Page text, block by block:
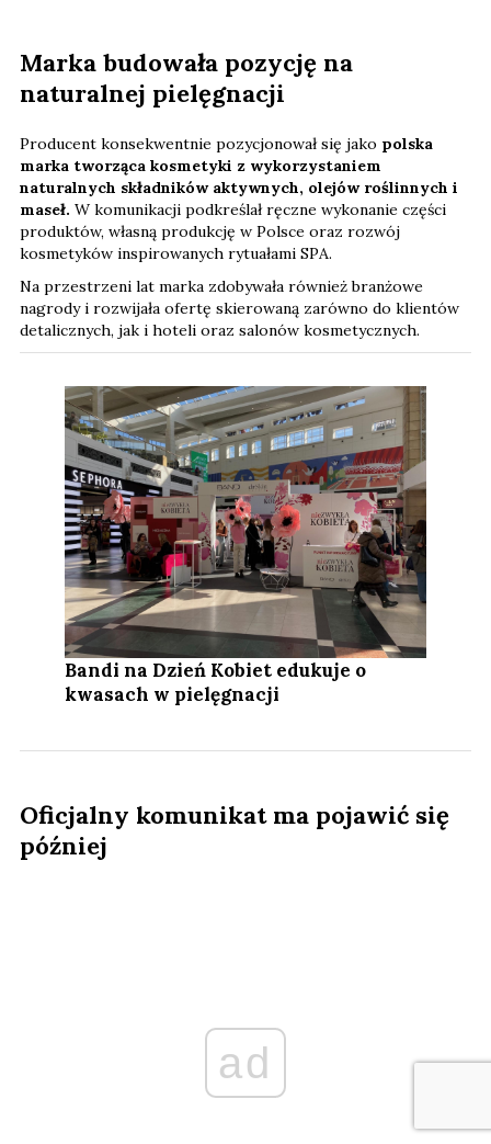
Marka budowała pozycję na
naturalnej pielęgnacji
Producent konsekwentnie pozycjonował się jako polska
marka tworząca kosmetyki z wykorzystaniem
naturalnych składników aktywnych, olejów roślinnych i
maseł. W komunikacji podkreślał ręczne wykonanie części
produktów, własną produkcję w Polsce oraz rozwój
kosmetyków inspirowanych rytuałami SPA.
Na przestrzeni lat marka zdobywała również branżowe
nagrody i rozwijała ofertę skierowaną zarówno do klientów
detalicznych, jak i hoteli oraz salonów kosmetycznych.
Bandi na Dzień Kobiet edukuje o
kwasach w pielęgnacji
Oficjalny komunikat ma pojawić się
później
ad